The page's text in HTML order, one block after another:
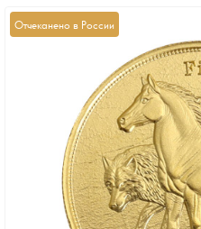
Отчеканено в России